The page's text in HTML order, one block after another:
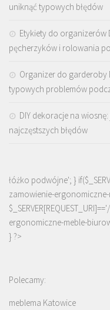
uniknąć typowych błędów
Etykiety do organizerów
pęcherzyków i rolowania
Organizer do garderoby
typowych problemów
DIY dekoracje na
najczęstszych błędów
łóżko podwójne'; }
zamowienie-
ergonomiczne-meble-
} ?>
Polecamy:
meblema Katowice